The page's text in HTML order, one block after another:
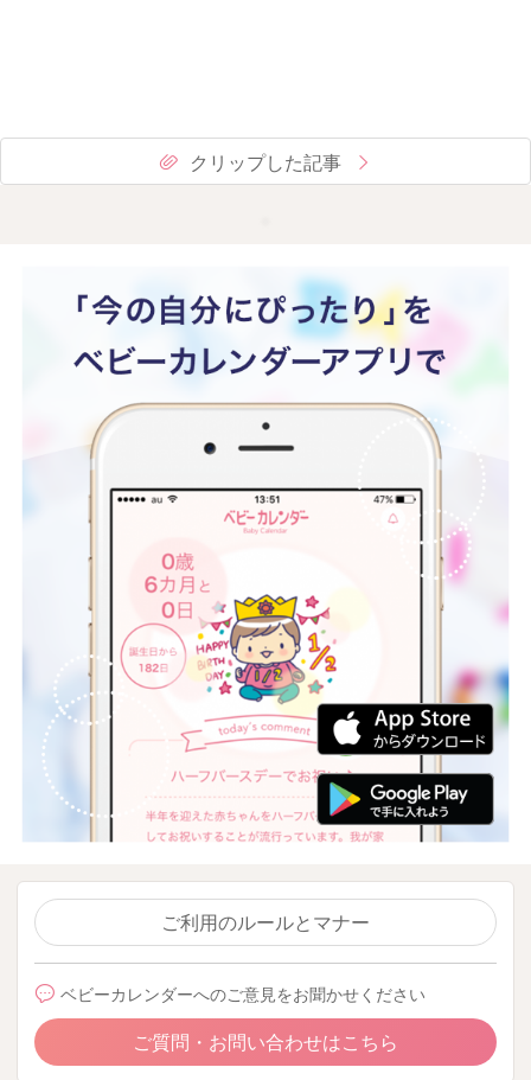
クリップした記事
ご利用のルールとマナー
ベビーカレンダーへのご意見をお聞かせください
ご質問・お問い合わせはこちら